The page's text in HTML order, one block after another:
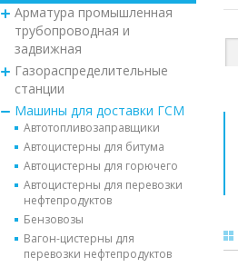
Арматура промышленная
трубопроводная и
задвижная
Газораспределительные
станции
Машины для доставки ГСМ
Автотопливозаправщики
Автоцистерны для битума
Автоцистерны для горючего
Автоцистерны для перевозки
нефтепродуктов
Бензовозы
Вагон-цистерны для
перевозки нефтепродуктов